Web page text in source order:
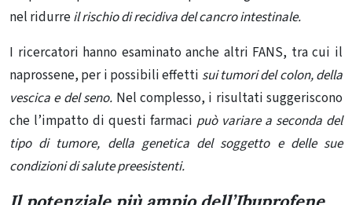
nel ridurreil rischio direcidiva del cancro intestinale.
I ricercatori hanno esaminato anche altri FANS, tra cui il
naprossene, per i possibili effetti sui tumori del colon, della
vescica e del seno. Nel complesso, i risultati suggeriscono
che l’impatto di questi farmaci può variare a seconda del
tipo di tumore, della genetica del soggetto e delle sue
condizioni di salute preesistenti.